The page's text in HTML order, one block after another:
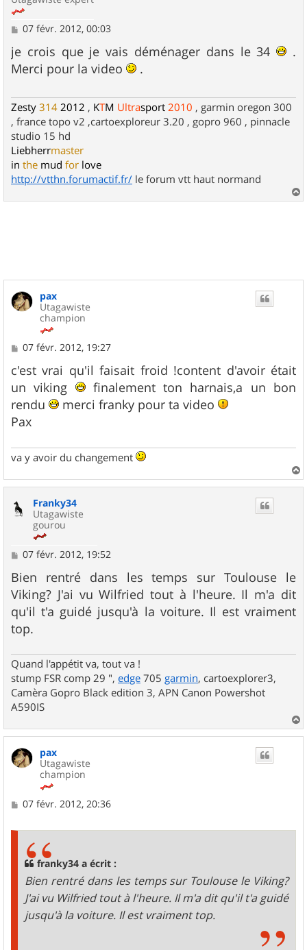
M
s
s
a
07 févr. 2012, 00:03
je crois que je vais déménager dans le 34
.
Merci pour la video
.
Zesty 314 2012 , KTM Ultrasport 2010 , garmin oregon 300
, france topo v2 ,cartoexploreur 3.20 , gopro 960 , pinnacle
studio 15 hd
Liebherrmaster
in the mud for love
http://vtthn.forumactif.fr/ le forum vtt haut normand
a
pax
Utagawiste
champion
M
s
s
a
g
e
07 févr. 2012, 19:27
c'est vrai qu'il faisait froid !content d'avoir était
un viking
finalement ton harnais,a un bon
rendu
merci franky pour ta video
Pax
va y avoir du changement
a
Franky34
Utagawiste
gourou
M
s
s
a
g
e
07 févr. 2012, 19:52
Bien rentré dans les temps sur Toulouse le
Viking? J'ai vu Wilfried tout à l'heure. Il m'a dit
qu'il t'a guidé jusqu'à la voiture. Il est vraiment
top.
Quand l'appétit va, tout va !
stump FSR comp 29 ", edge 705 garmin, cartoexplorer3,
Camèra Gopro Black edition 3, APN Canon Powershot
A590IS
a
pax
Utagawiste
champion
M
07 févr. 2012, 20:36
franky34 a écrit :
Bien rentré dans les temps sur Toulouse le Viking?
J'ai vu Wilfried tout à l'heure. Il m'a dit qu'il t'a guidé
jusqu'à la voiture. Il est vraiment top.